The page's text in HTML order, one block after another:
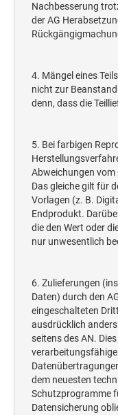
Nachbesserung
der AG
4. Mängel eines
nicht zur
denn, dass die
5. Bei farbigen
Abweichungen
Das gleiche gilt für
Vorlagen (z. B.
Endprodukt.
die den Wert oder
nur unwesentlich
6. Zulieferungen
Daten) durch den
eingeschalteten
ausdrücklich
seitens des AN.
dem neuesten
Schutzprogramme
Datensicherung